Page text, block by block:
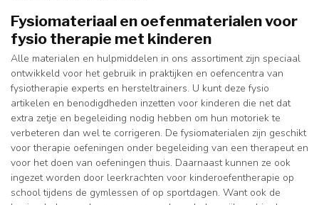
Fysiomateriaal en oefenmaterialen voor
fysio therapie met kinderen
Alle materialen en hulpmiddelen in ons assortiment zijn speciaal
ontwikkeld voor het gebruik in praktijken en oefencentra van
fysiotherapie experts en hersteltrainers. U kunt deze fysio
artikelen en benodigdheden inzetten voor kinderen die net dat
extra zetje en begeleiding nodig hebben om hun motoriek te
verbeteren dan wel te corrigeren. De fysiomaterialen zijn geschikt
voor therapie oefeningen onder begeleiding van een therapeut en
voor het doen van oefeningen thuis. Daarnaast kunnen ze ook
ingezet worden door leerkrachten voor kinderoefentherapie op
school tijdens de gymlessen of op sportdagen. Want ook de